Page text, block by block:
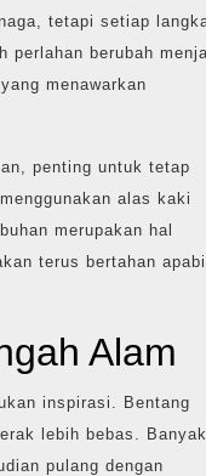
tetapi setiap
perlahan berubah
menawarkan
penting untuk tetap
alas kaki
merupakan hal
terus bertahan
Alam
inspirasi. Bentang
lebih bebas. Banyak
pulang dengan